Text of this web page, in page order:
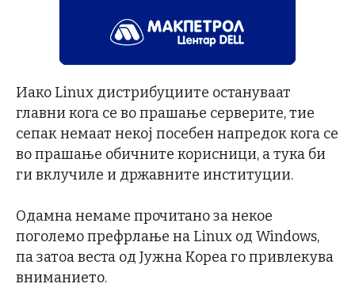
Иако Linux дистрибуциите остануваат
главни кога се во прашање серверите, тие
сепак немаат некој посебен напредок кога се
во прашање обичните корисници, а тука би
ги вклучиле и државните институции.
Одамна немаме прочитано за некое
поголемо префрлање на Linux од Windows,
па затоа веста од Јужна Кореа го привлекува
вниманието.